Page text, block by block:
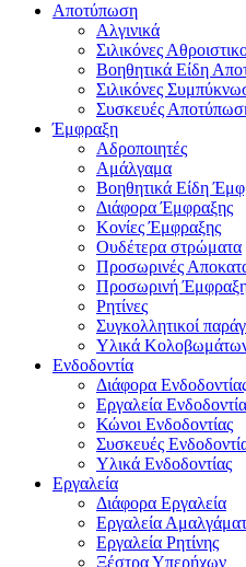
Αποτύπωση
Αλγινικά
Σιλικόνες
Βοηθητικά Είδη
Σιλικόνες
Συσκευές
Έμφραξη
Αδροποιητές
Αμάλγαμα
Βοηθητικά Είδη
Διάφορα Έμφραξης
Κονίες Έμφραξης
Ουδέτερα στρώματα
Προσωρινές
Προσωρινή
Ρητίνες
Συγκολλητικοί
Υλικά
Ενδοδοντία
Διάφορα
Εργαλεία
Κώνοι Ενδοδοντίας
Συσκευές
Υλικά Ενδοδοντίας
Εργαλεία
Διάφορα Εργαλεία
Εργαλεία
Εργαλεία Ρητίνης
Ξέστρα Υπερήχων